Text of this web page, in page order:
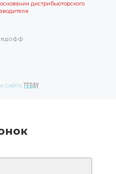
дистрибьюторского
САЙТА